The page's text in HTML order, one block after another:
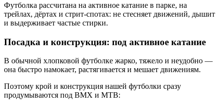
Футболка рассчитана на активное катание в парке, на
трейлах, дёртах и стрит-спотах: не стесняет движений, дышит
и выдерживает частые стирки.
Посадка и конструкция: под активное катание
В обычной хлопковой футболке жарко, тяжело и неудобно —
она быстро намокает, растягивается и мешает движениям.
Поэтому крой и конструкция нашей футболки сразу
продумываются под BMX и MTB: